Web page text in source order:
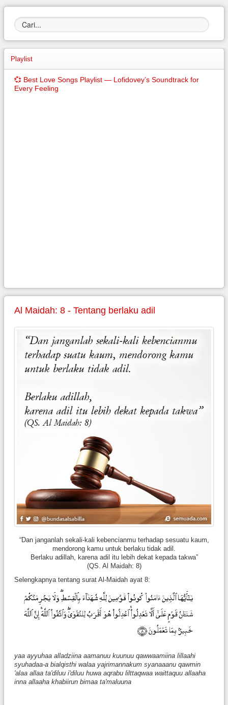
Playlist
💞 Best Love Songs Playlist — Lofidovey’s Soundtrack for
Every Feeling
Al Maidah: 8 - Tentang berlaku adil
“Dan janganlah sekali-kali kebencianmu terhadap sesuatu kaum,
mendorong kamu untuk berlaku tidak adil.
Berlaku adillah, karena adil itu lebih dekat kepada takwa”
(QS. Al Maidah: 8)
Selengkapnya tentang surat Al-Maidah ayat 8:
yaa ayyuhaa alladziina aamanuu kuunuu qawwaamiina lillaahi
syuhadaa-a bialqisthi walaa yajrimannakum syanaaanu qawmin
'alaa allaa ta'diluu i'diluu huwa aqrabu lilttaqwaa waittaquu allaaha
inna allaaha khabiirun bimaa ta'maluuna